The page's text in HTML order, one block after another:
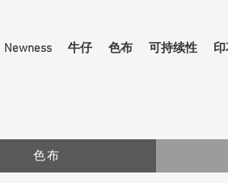
Newness 牛仔 色布 可持续性
色布